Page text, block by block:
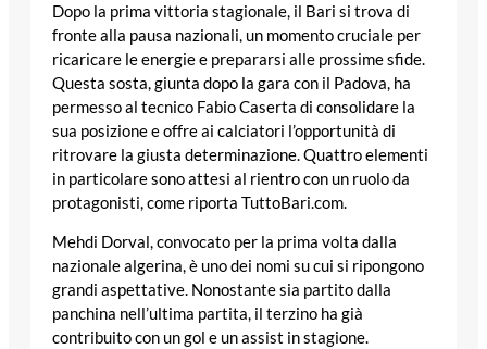
Dopo la prima vittoria stagionale, il Bari si trova di
fronte alla pausa nazionali, un momento cruciale per
ricaricare le energie e prepararsi alle prossime sfide.
Questa sosta, giunta dopo la gara con il Padova, ha
permesso al tecnico Fabio Caserta di consolidare la
sua posizione e offre ai calciatori l’opportunità di
ritrovare la giusta determinazione. Quattro elementi
in particolare sono attesi al rientro con un ruolo da
protagonisti, come riporta TuttoBari.com.
Mehdi Dorval, convocato per la prima volta dalla
nazionale algerina, è uno dei nomi su cui si ripongono
grandi aspettative. Nonostante sia partito dalla
panchina nell’ultima partita, il terzino ha già
contribuito con un gol e un assist in stagione.